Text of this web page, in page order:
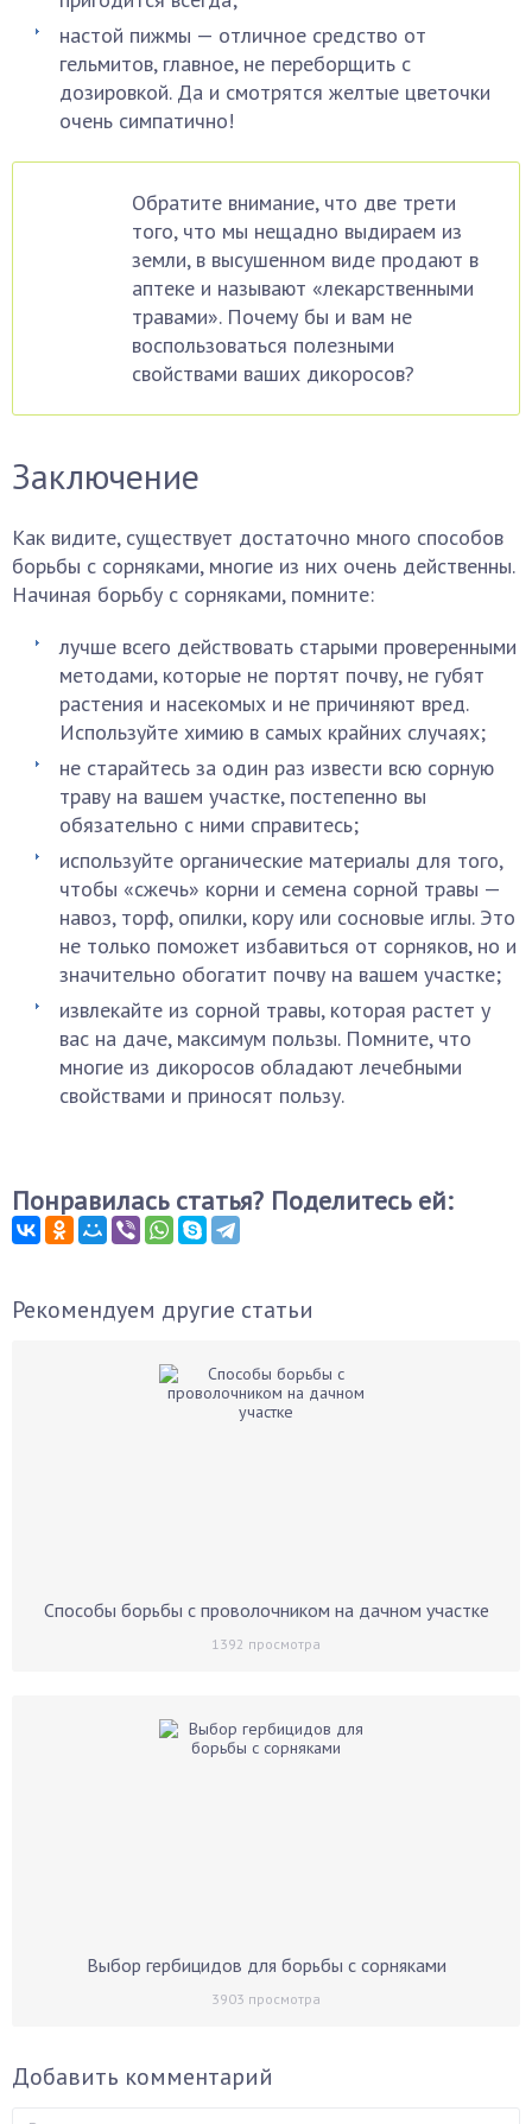
настой пижмы — отличное средство от
гельмитов, главное, не переборщить с
дозировкой. Да и смотрятся желтые цветочки
очень симпатично!
Обратите внимание, что две трети
того, что мы нещадно выдираем из
земли, в высушенном виде продают в
аптеке и называют «лекарственными
травами». Почему бы и вам не
воспользоваться полезными
свойствами ваших дикоросов?
Заключение
Как видите, существует достаточно много способов
борьбы с сорняками, многие из них очень действенны.
Начиная борьбу с сорняками, помните:
лучше всего действовать старыми проверенными
методами, которые не портят почву, не губят
растения и насекомых и не причиняют вред.
Используйте химию в самых крайних случаях;
не старайтесь за один раз извести всю сорную
траву на вашем участке, постепенно вы
обязательно с ними справитесь;
используйте органические материалы для того,
чтобы «сжечь» корни и семена сорной травы —
навоз, торф, опилки, кору или сосновые иглы. Это
не только поможет избавиться от сорняков, но и
значительно обогатит почву на вашем участке;
извлекайте из сорной травы, которая растет у
вас на даче, максимум пользы. Помните, что
многие из дикоросов обладают лечебными
свойствами и приносят пользу.
Понравилась статья? Поделитесь ей:
Рекомендуем другие статьи
Способы борьбы с проволочником на дачном участке
1392 просмотра
Выбор гербицидов для борьбы с сорняками
3903 просмотра
Добавить комментарий